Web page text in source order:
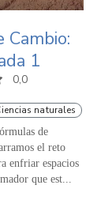
1
0,0
naturales
de
el reto
enfriar espacios
que est...